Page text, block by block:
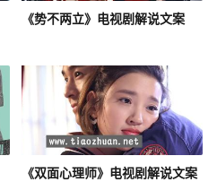
《势不两立》电视剧解说文案
《双面心理师》电视剧解说文案